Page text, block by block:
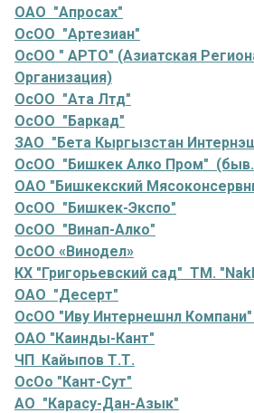
ОАО "Апросах"
ОсОО "Артезиан"
ОсОО " АРТО" (Азиатская
Организация)
ОсОО "Ата Лтд"
ОсОО "Баркад"
ЗАО "Бета Кыргызстан
ОсОО "Бишкек Алко Пром"
ОАО "Бишкекский
ОсОО "Бишкек-Экспо"
ОсОО "Винап-Алко"
ОсОО «Винодел»
КХ "Григорьевский сад" ТМ.
ОАО "Десерт"
ОсОО "Иву Интернешнл Компани"
ОАО "Каинды-Кант"
ЧП Кайыпов Т.Т.
ОсОо "Кант-Сут"
АО "Карасу-Дан-Азык"